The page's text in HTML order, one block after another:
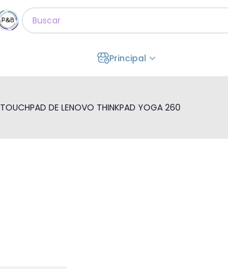
Principal
TOUCHPAD DE LENOVO THINKPAD YOGA 260